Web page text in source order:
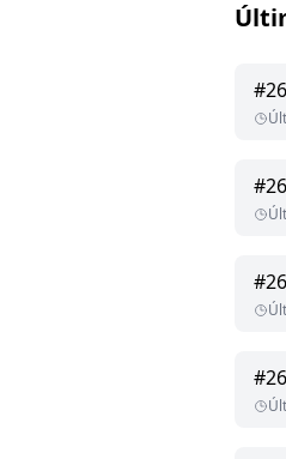
#
#
#
#